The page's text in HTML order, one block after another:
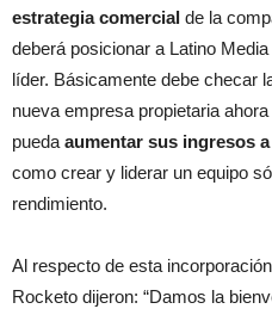
estrategia comercial de la
deberá posicionar a Latino
líder. Básicamente debe checar
nueva empresa propietaria ahora
pueda aumentar sus ingresos
como crear y liderar un equipo
rendimiento.
Al respecto de esta
Rocketo dijeron: “Damos la